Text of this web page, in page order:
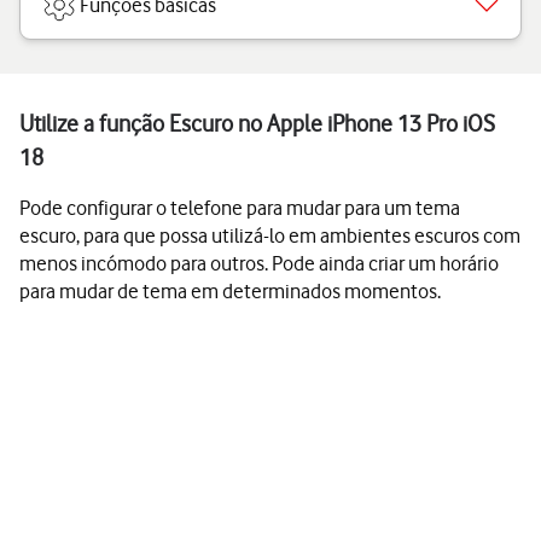
Funções básicas
Utilize a função Escuro no Apple iPhone 13 Pro iOS
18
Pode configurar o telefone para mudar para um tema
escuro, para que possa utilizá-lo em ambientes escuros com
menos incómodo para outros. Pode ainda criar um horário
para mudar de tema em determinados momentos.